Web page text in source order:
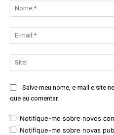
Salve meu nome, e-mail e site
que eu comentar.
Notifique-me sobre novos
Notifique-me sobre novas